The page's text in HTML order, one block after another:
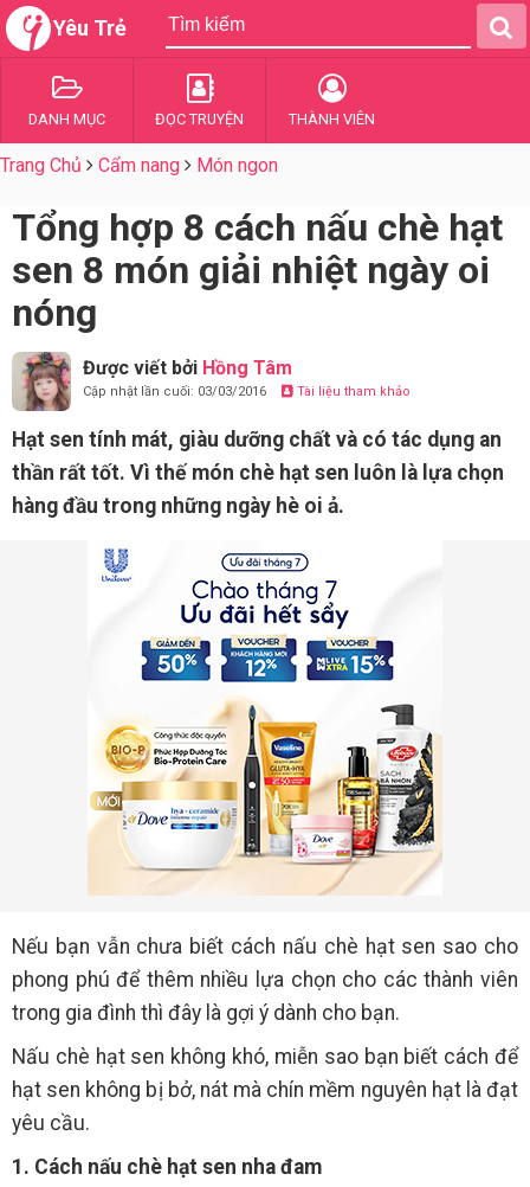
Yêu Trẻ
DANH MỤC ĐỌC TRUYỆN THÀNH VIÊN
Trang Chủ Cẩm nang Món ngon
Tổng hợp 8 cách nấu chè hạt
sen 8 món giải nhiệt ngày oi
nóng
Được viết bởi Hồng Tâm
Cập nhật lần cuối: 03/03/2016 Tài liệu tham khảo
Hạt sen tính mát, giàu dưỡng chất và có tác dụng an
thần rất tốt. Vì thế món chè hạt sen luôn là lựa chọn
hàng đầu trong những ngày hè oi ả.
Nếu bạn vẫn chưa biết cách nấu chè hạt sen sao cho
phong phú để thêm nhiều lựa chọn cho các thành viên
trong gia đình thì đây là gợi ý dành cho bạn.
Nấu chè hạt sen không khó, miễn sao bạn biết cách để
hạt sen không bị bở, nát mà chín mềm nguyên hạt là đạt
yêu cầu.
1. Cách nấu chè hạt sen nha đam